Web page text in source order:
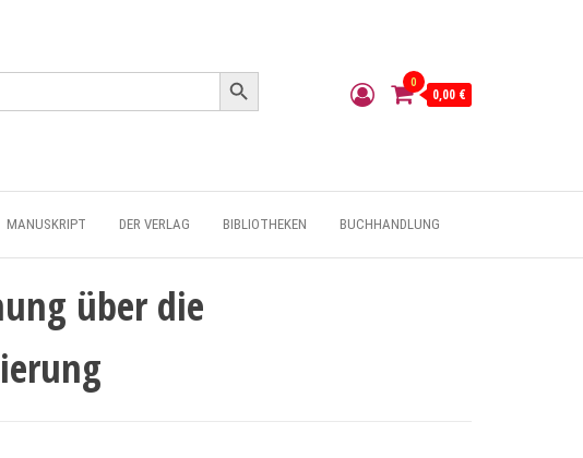
Search Button
0
0,00 €
MANUSKRIPT DER VERLAG BIBLIOTHEKEN BUCHHANDLUNG
über die